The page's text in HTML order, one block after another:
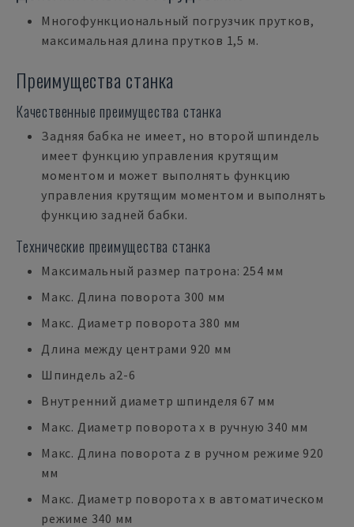
Многофункциональный погрузчик прутков,
максимальная длина прутков 1,5 м.
Преимущества станка
Качественные преимущества станка
Задняя бабка не имеет, но второй шпиндель
имеет функцию управления крутящим
моментом и может выполнять функцию
управления крутящим моментом и выполнять
функцию задней бабки.
Технические преимущества станка
Максимальный размер патрона: 254 мм
Макс. Длина поворота 300 мм
Макс. Диаметр поворота 380 мм
Длина между центрами 920 мм
Шпиндель a2-6
Внутренний диаметр шпинделя 67 мм
Макс. Диаметр поворота x в ручную 340 мм
Макс. Длина поворота z в ручном режиме 920
мм
Макс. Диаметр поворота x в автоматическом
режиме 340 мм